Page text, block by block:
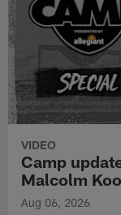
VIDEO
Camp
Malcolm
Aug 06, 2026